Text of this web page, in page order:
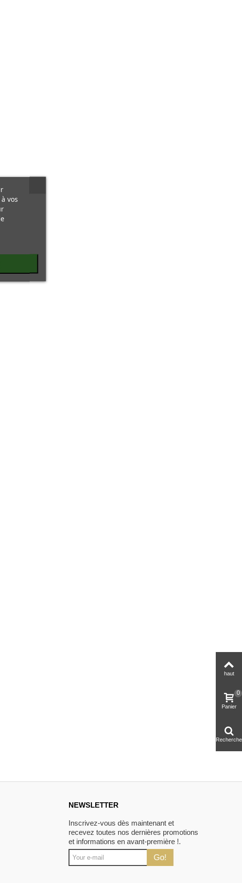
NEWSLETTER
Inscrivez-vous dès maintenant et
recevez toutes nos dernières promotions
et informations en avant-première !.
Go!
vos
haut
Panier
0